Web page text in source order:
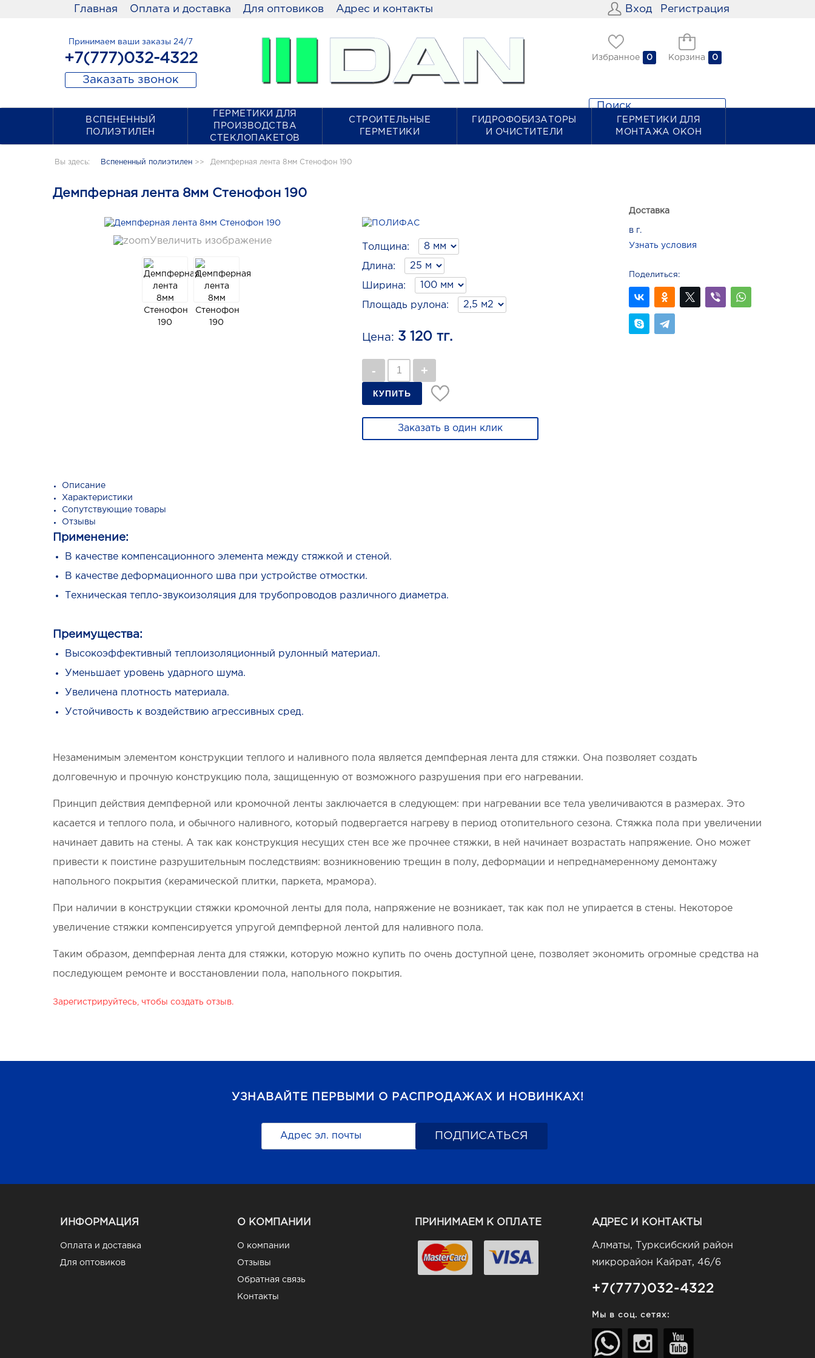
Главная Оплата и доставка Для оптовиков Адрес и контакты Вход Регистрация
Принимаем ваши заказы 24/7
+7(777)032-4322
Заказать звонок
Избранное 0 Корзина 0
ВСПЕНЕННЫЙ
ПОЛИЭТИЛЕН
ГЕРМЕТИКИ ДЛЯ
ПРОИЗВОДСТВА
СТЕКЛОПАКЕТОВ
СТРОИТЕЛЬНЫЕ
ГЕРМЕТИКИ
ГИДРОФОБИЗАТОРЫ
И ОЧИСТИТЕЛИ
ГЕРМЕТИКИ ДЛЯ
МОНТАЖА ОКОН
Вы здесь: Вспененный полиэтилен >> Демпферная лента 8мм Стенофон 190
Демпферная лента 8мм Стенофон 190
Увеличить изображение
Толщина:
Длина:
Ширина:
Площадь рулона:
Цена: 3 120 тг.
Заказать в один клик
Доставка
в г.
Узнать условия
Описание
Характеристики
Сопутствующие товары
Отзывы
Применение:
В качестве компенсационного элемента между стяжкой и стеной.
В качестве деформационного шва при устройстве отмостки.
Техническая тепло-звукоизоляция для трубопроводов различного диаметра.
Преимущества:
Высокоэффективный теплоизоляционный рулонный материал.
Уменьшает уровень ударного шума.
Увеличена плотность материала.
Устойчивость к воздействию агрессивных сред.
Незаменимым элементом конструкции теплого и наливного пола является демпферная лента для стяжки. Она позволяет создать
долговечную и прочную конструкцию пола, защищенную от возможного разрушения при его нагревании.
Принцип действия демпферной или кромочной ленты заключается в следующем: при нагревании все тела увеличиваются в размерах. Это
касается и теплого пола, и обычного наливного, который подвергается нагреву в период отопительного сезона. Стяжка пола при увеличении
начинает давить на стены. А так как конструкция несущих стен все же прочнее стяжки, в ней начинает возрастать напряжение. Оно может
привести к поистине разрушительным последствиям: возникновению трещин в полу, деформации и непреднамеренному демонтажу
напольного покрытия (керамической плитки, паркета, мрамора).
При наличии в конструкции стяжки кромочной ленты для пола, напряжение не возникает, так как пол не упирается в стены. Некоторое
увеличение стяжки компенсируется упругой демпферной лентой для наливного пола.
Таким образом, демпферная лента для стяжки, которую можно купить по очень доступной цене, позволяет экономить огромные средства на
последующем ремонте и восстановлении пола, напольного покрытия.
Зарегистрируйтесь, чтобы создать отзыв.
УЗНАВАЙТЕ ПЕРВЫМИ О РАСПРОДАЖАХ И НОВИНКАХ!
ИНФОРМАЦИЯ
Оплата и доставка
Для оптовиков
О КОМПАНИИ
О компании
Отзывы
Обратная связь
Контакты
ПРИНИМАЕМ К ОПЛАТЕ АДРЕС И КОНТАКТЫ
Алматы, Турксибский район
микрорайон Кайрат, 46/6
+7(777)032-4322
Мы в соц. сетях: